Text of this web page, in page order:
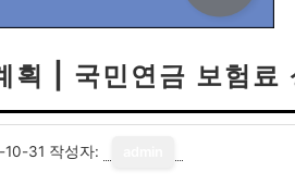
획 | 국민연금 보험료
10-31 작성자: